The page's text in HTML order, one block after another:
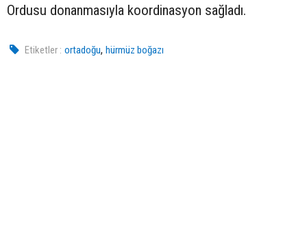
Ordusu donanmasıyla koordinasyon sağladı.
Etiketler : ortadoğu,hürmüz boğazı